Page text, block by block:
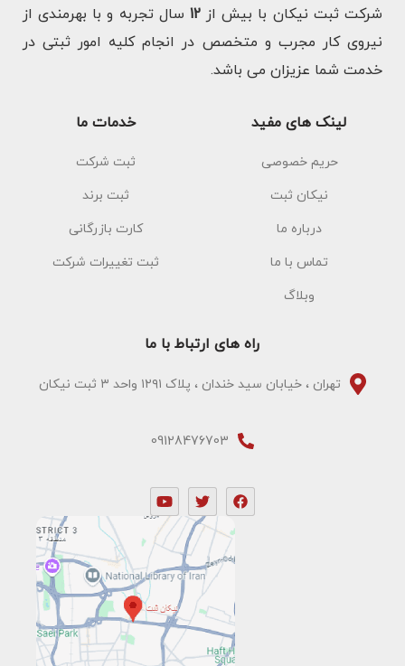
شرکت ثبت نیکان با بیش از 12 سال تجربه و با بهرمندی از
نیروی کار مجرب و متخصص در انجام کلیه امور ثبتی در
خدمت شما عزیزان می باشد.
لینک های مفید
حریم خصوصی
نیکان ثبت
درباره ما
تماس با ما
وبلاگ
خدمات ما
ثبت شرکت
ثبت برند
کارت بازرگانی
ثبت تغییرات شرکت
راه های ارتباط با ما
تهران ، خیابان سید خندان ، پلاک ۱۲۹۱ واحد ۳ ثبت نیکان
09128476703